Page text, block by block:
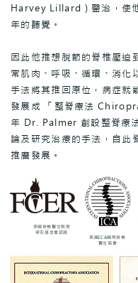
Harvey Lillard ) 醫治，使
年的聽覺。
因此他推想脫節的脊椎壓迫
常肌肉、呼吸、循環、消化
手法將其推回原位，病症就
發展成 「整脊療法
年 Dr. Palmer 創設整脊療
論及研究治療的手法，自此
推廣發展。
美國脊椎醫生教育
研究基金會認證
美國ICA國際脊椎
醫生協會